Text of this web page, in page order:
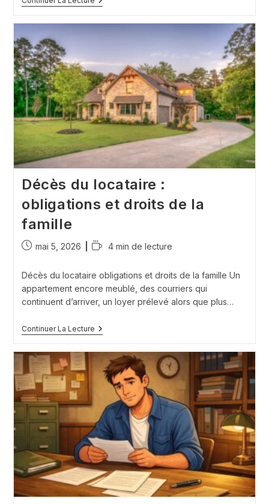
Sont
Décès
En
France
?
Décès du locataire :
obligations et droits de la
famille
Publication
mai 5, 2026
Temps
lecture :
4 min de lecture
Décès du locataire obligations et droits de la famille Un
appartement encore meublé, des courriers qui
continuent d’arriver, un loyer prélevé alors que plus…
Continuer La LectureDécès
Du
Obligations
Droits
Famille